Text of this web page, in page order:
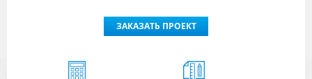
ЗАКАЗАТЬ ПРОЕКТ